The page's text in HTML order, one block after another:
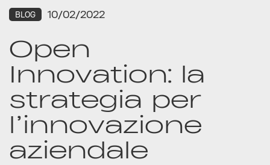
BLOG 10/02/2022
Open
Innovation: la
strategia per
l’innovazione
aziendale